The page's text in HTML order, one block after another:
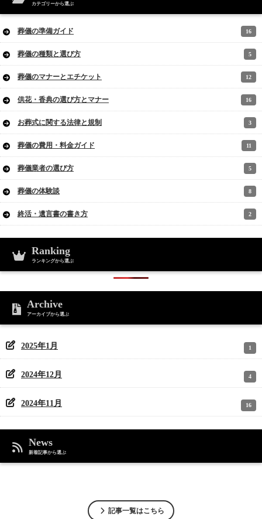
カテゴリーから選ぶ
葬儀の準備ガイド 16
葬儀の種類と選び方 5
葬儀のマナーとエチケット 12
供花・香典の選び方とマナー 16
お葬式に関する法律と規制 3
葬儀の費用・料金ガイド 11
葬儀業者の選び方 5
葬儀の体験談 8
終活・遺言書の書き方 2
Ranking
ランキングから選ぶ
Archive
アーカイブから選ぶ
2025年1月 1
2024年12月 4
2024年11月 16
News
新着記事から選ぶ
記事一覧はこちら